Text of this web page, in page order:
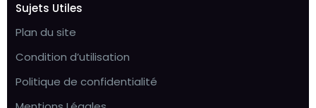
Sujets Utiles
Plan du site
Condition d’utilisation
Politique de confidentialité